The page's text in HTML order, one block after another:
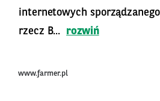
internetowych
rzecz B...
rozwiń
www.farmer.pl